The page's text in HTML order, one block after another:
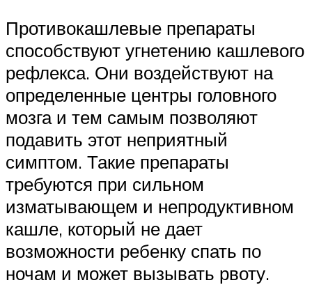
Противокашлевые препараты
способствуют угнетению кашлевого
рефлекса. Они воздействуют на
определенные центры головного
мозга и тем самым позволяют
подавить этот неприятный
симптом. Такие препараты
требуются при сильном
изматывающем и непродуктивном
кашле, который не дает
возможности ребенку спать по
ночам и может вызывать рвоту.